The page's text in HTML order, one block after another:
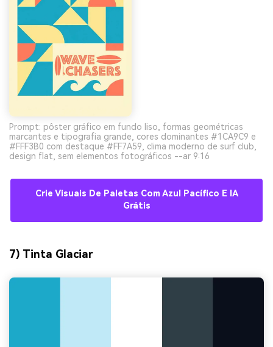
Prompt: pôster gráfico em fundo liso, formas geométricas
marcantes e tipografia grande, cores dominantes #1CA9C9 e
#FFF3B0 com destaque #FF7A59, clima moderno de surf club,
design flat, sem elementos fotográficos --ar 9:16
Crie Visuais De Paletas Com Azul Pacífico E IA
Grátis
7) Tinta Glaciar